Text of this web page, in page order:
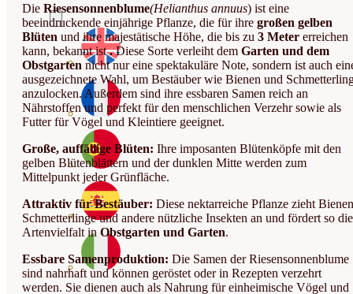
Die Riesensonnenblume(Helianthus annuus) ist eine
beeindruckende einjährige Pflanze, die für ihre großen gelben
Blüten und ihre majestätische Höhe, die bis zu 3 Meter erreichen
kann, bekannt ist.Diese Sorte verleiht dem Garten und dem
Obstgarten nicht nur eine spektakuläre Note, sondern ist auch
ausgezeichnete Wahl, um Bestäuber wie Bienen und
anzulocken. Außerdem sind ihre essbaren Samen reich an
Nährstoffen und perfekt für den menschlichen Verzehr sowie als
Futter für Vögel und Kleintiere geeignet.
Große, auffällige Blüten: Ihre imposanten Blütenköpfe mit den
gelben Blütenblättern und der dunklen Mitte werden zum
Mittelpunkt jeder Grünfläche.
Attraktiv für Bestäuber: Diese nektarreiche Pflanze zieht
Schmetterlinge und andere nützliche Insekten an und fördert so die
Artenvielfalt in Obstgarten und Garten.
Essbare Samenproduktion: Die Samen der Riesensonnenblume
sind nahrhaft und können geröstet oder in Rezepten verzehrt
werden. Sie dienen auch als Nahrung für einheimische Vögel und